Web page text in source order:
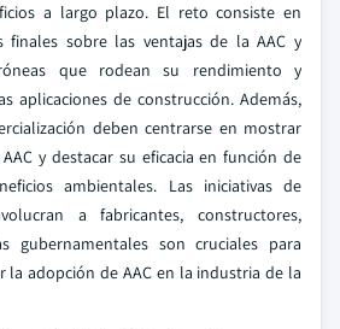
a largo plazo. El reto consiste en
finales sobre las ventajas de la AAC y
que rodean su rendimiento y
aplicaciones de construcción. Además,
deben centrarse en mostrar
y destacar su eficacia en función de
ambientales. Las iniciativas de
a fabricantes, constructores,
gubernamentales son cruciales para
la adopción de AAC en la industria de la